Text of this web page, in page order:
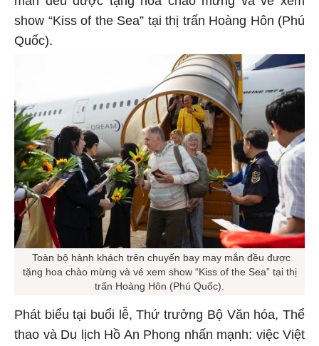
mắn đều được tặng hoa chào mừng và vé xem
show “Kiss of the Sea” tại thị trấn Hoàng Hôn (Phú
Quốc).
Toàn bộ hành khách trên chuyến bay may mắn đều được
tặng hoa chào mừng và vé xem show “Kiss of the Sea” tại thị
trấn Hoàng Hôn (Phú Quốc).
Phát biểu tại buổi lễ, Thứ trưởng Bộ Văn hóa, Thể
thao và Du lịch Hồ An Phong nhấn mạnh: việc Việt